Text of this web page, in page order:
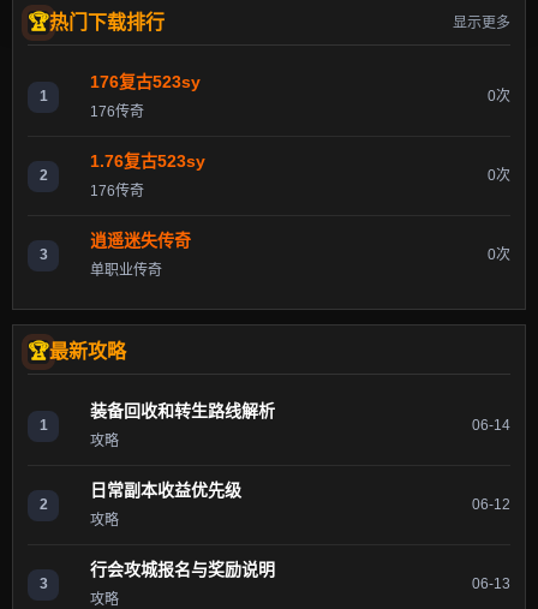
热门下载排行 显示更多
1
176复古523sy
176传奇
0次
2
1.76复古523sy
176传奇
0次
3
逍遥迷失传奇
单职业传奇
0次
最新攻略
1
装备回收和转生路线解析
攻略
06-14
2
日常副本收益优先级
攻略
06-12
3
行会攻城报名与奖励说明
攻略
06-13